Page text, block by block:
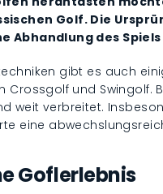
Golf. Die
Abhandlung des
gibt es auch
Crossgolf und Swingolf.
weit verbreitet.
eine
Goflerlebnis